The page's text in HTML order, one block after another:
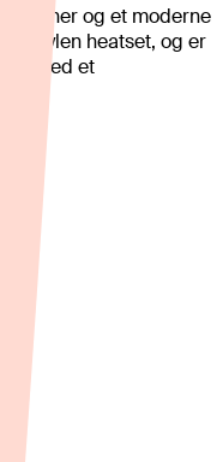
toner og et moderne
heatset, og er
med et